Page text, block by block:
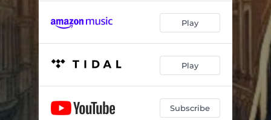
Play
Play
Subscribe